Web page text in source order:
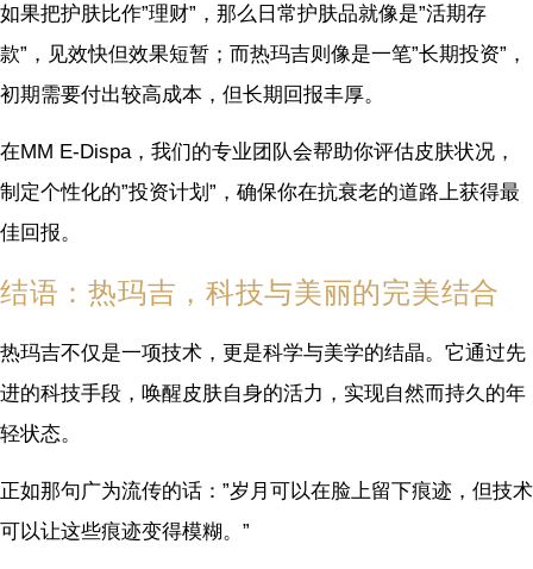
如果把护肤比作”理财”，那么日常护肤品就像是”活期存
款”，见效快但效果短暂；而热玛吉则像是一笔”长期投资”，
初期需要付出较高成本，但长期回报丰厚。
在MM E-Dispa，我们的专业团队会帮助你评估皮肤状况，
制定个性化的”投资计划”，确保你在抗衰老的道路上获得最
佳回报。
结语：热玛吉，科技与美丽的完美结合
热玛吉不仅是一项技术，更是科学与美学的结晶。它通过先
进的科技手段，唤醒皮肤自身的活力，实现自然而持久的年
轻状态。
正如那句广为流传的话：”岁月可以在脸上留下痕迹，但技术
可以让这些痕迹变得模糊。”